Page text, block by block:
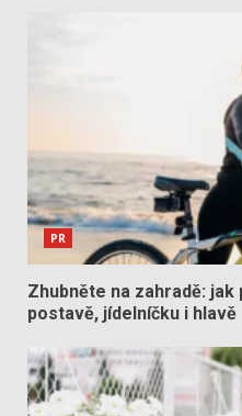
PR
Zhubněte na zahradě:
postavě, jídelníčku i hlavě